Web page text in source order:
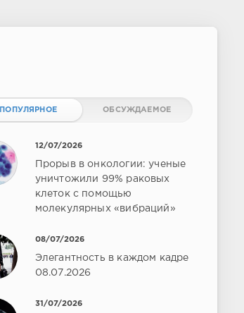
ПОПУЛЯРНОЕ ОБСУЖДАЕМОЕ
12/07/2026
Прорыв в онкологии: ученые
уничтожили 99% раковых
клеток с помощью
молекулярных «вибраций»
08/07/2026
Элегантность в каждом кадре
08.07.2026
31/07/2026